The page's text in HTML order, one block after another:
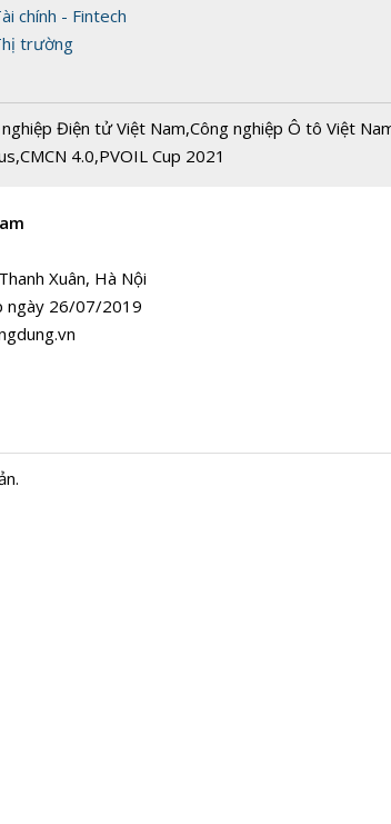
chính - Fintech
trường
Điện tử Việt Nam,Công nghiệp Ô tô Việt
,CMCN 4.0,PVOIL Cup 2021
Xuân, Hà Nội
ngày 26/07/2019